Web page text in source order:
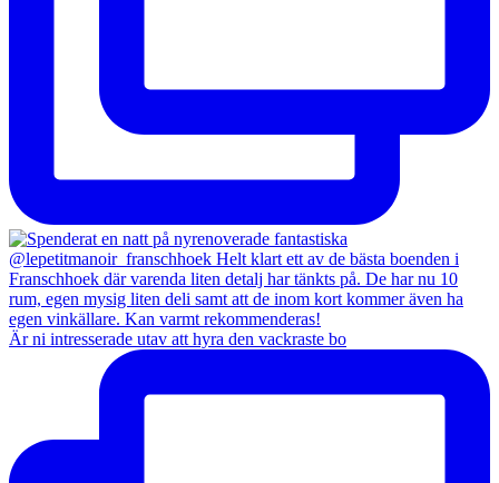
Är ni intresserade utav att hyra den vackraste bo